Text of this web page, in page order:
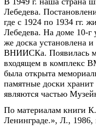
Лебедева.
где с 1924 по 1934 гг.
Лебедева. На доме 10-г
же доска установлена
ВНИИСКа. Появилась
входящем в комплекс
была открыта
памятные доски хранит
являются частью
По материалам книги
Ленинграде.», Л.,